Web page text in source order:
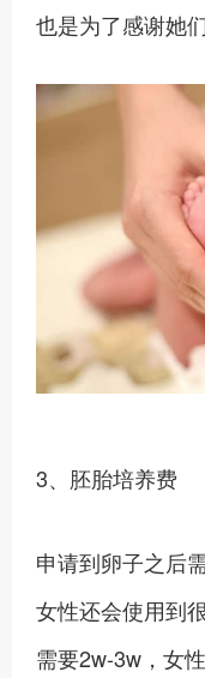
也是为了感谢她们
3、胚胎培养费
申请到卵子之后
女性还会使用到
需要2w-3w，女